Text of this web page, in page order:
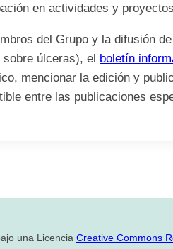
en actividades y
del Grupo y la difusión
úlceras), el boletín
mencionar la edición y
entre las publicaciones
una Licencia Creative Commons